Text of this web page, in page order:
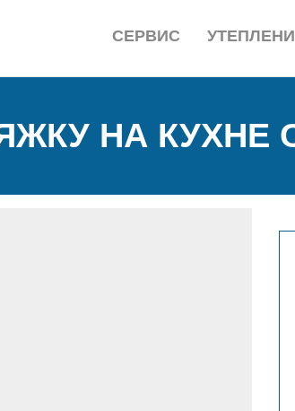
СЕРВИС
НА КУХНЕ